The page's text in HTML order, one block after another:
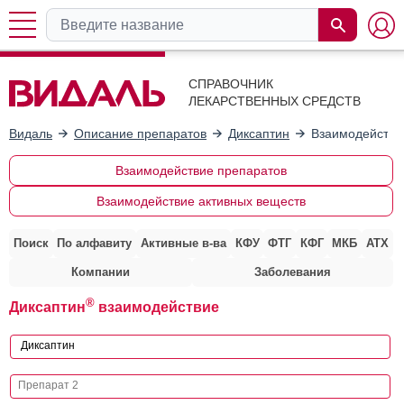
СПРАВОЧНИК
ЛЕКАРСТВЕННЫХ СРЕДСТВ
Видаль Описание препаратов Диксаптин
Взаимодействие препаратов
Взаимодействие активных веществ
Поиск По алфавиту Активные в-ва КФУ ФТГ КФГ МКБ АТХ
Компании Заболевания
Диксаптин® взаимодействие